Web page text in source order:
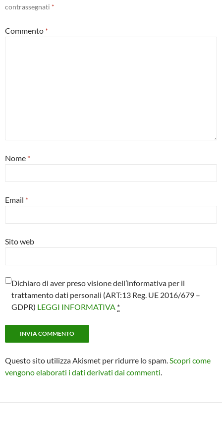
contrassegnati *
Commento *
Nome *
Email *
Sito web
Dichiaro di aver preso visione dell’informativa per il
trattamento dati personali (ART:13 Reg. UE 2016/679 –
GDPR) LEGGI INFORMATIVA *
Questo sito utilizza Akismet per ridurre lo spam.Scopri come
vengono elaborati i dati derivati dai commenti.